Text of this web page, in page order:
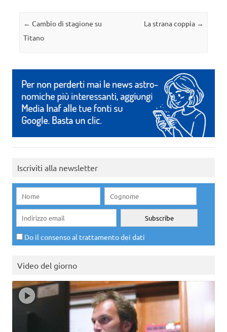
Navigazione articolo
← Cambio di stagione su
Titano
La strana coppia →
Iscriviti alla newsletter
Do il consenso al trattamento dei dati
Video del giorno